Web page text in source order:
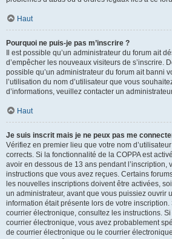
Haut
Pourquoi ne puis-je pas m’inscrire ?
Il est possible qu’un administrateur du forum ait
d’empêcher les nouveaux visiteurs de s’inscrire.
possible qu’un administrateur du forum ait banni
l’utilisation du nom d’utilisateur que vous
d’informations, veuillez contacter un
Haut
Je suis inscrit mais je ne peux pas me
Vérifiez en premier lieu que votre nom
corrects. Si la fonctionnalité de la COPPA est
avoir en dessous de 13 ans pendant l’inscription,
instructions que vous avez reçues. Certains
les nouvelles inscriptions doivent être activées,
un administrateur, avant que vous puissiez ouvrir
information était présente lors de votre inscription.
courrier électronique, consultez les instructions.
courrier électronique, vous avez probablement
de courrier électronique ou le courrier